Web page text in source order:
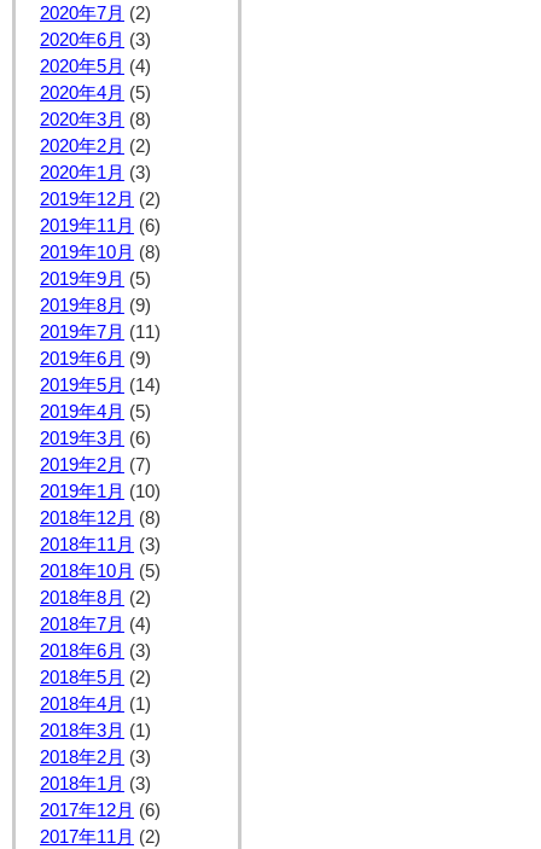
2020年7月 (2)
2020年6月 (3)
2020年5月 (4)
2020年4月 (5)
2020年3月 (8)
2020年2月 (2)
2020年1月 (3)
2019年12月 (2)
2019年11月 (6)
2019年10月 (8)
2019年9月 (5)
2019年8月 (9)
2019年7月 (11)
2019年6月 (9)
2019年5月 (14)
2019年4月 (5)
2019年3月 (6)
2019年2月 (7)
2019年1月 (10)
2018年12月 (8)
2018年11月 (3)
2018年10月 (5)
2018年8月 (2)
2018年7月 (4)
2018年6月 (3)
2018年5月 (2)
2018年4月 (1)
2018年3月 (1)
2018年2月 (3)
2018年1月 (3)
2017年12月 (6)
2017年11月 (2)